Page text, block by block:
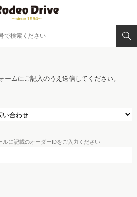
ームにご記入のうえ送信してください。
ルに記載のオーダーIDをご入力ください